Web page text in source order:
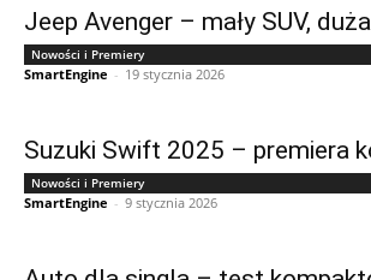
Jeep Avenger – mały SUV,
Nowości i Premiery
SmartEngine - 19 stycznia 2026
Suzuki Swift 2025 – premiera
Nowości i Premiery
SmartEngine - 9 stycznia 2026